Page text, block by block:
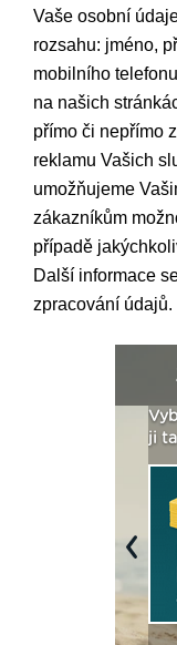
Vaše osobní
rozsahu: jméno,
mobilního
na našich
přímo či nepřímo
reklamu Vašich
umožňujeme
zákazníkům
případě
Další informace
zpracování údajů.
ji